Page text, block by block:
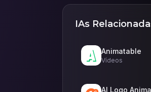
IAs
Animatable
Vídeos
AI Logo